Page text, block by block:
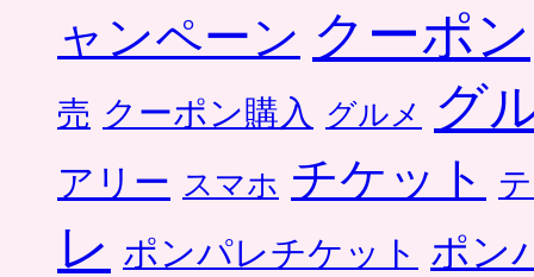
ャンペーン クーポン
売 クーポン購入 グルメ グ
アリー スマホ チケット
レ ポンパレチケット ポン